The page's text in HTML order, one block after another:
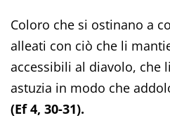
Coloro che si ostinano a
alleati con ciò che li
accessibili al diavolo, che
astuzia in modo che
(Ef 4, 30-31).